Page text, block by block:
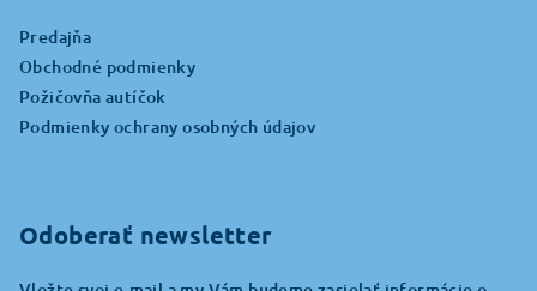
Predajňa
Obchodné podmienky
Požičovňa autíčok
Podmienky ochrany osobných údajov
Odoberať newsletter